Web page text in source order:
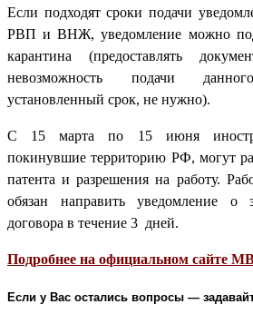
Если подходят сроки подачи
РВП и ВНЖ, уведомление можно
карантина (предоставлять
невозможность подачи
установленный срок, не нужно).
С 15 марта по 15 июня
покинувшие территорию РФ, могут
патента и разрешения на работу.
обязан направить уведомление о
договора в течение 3 дней.
Подробнее на официальном сайте
Если у Вас остались вопросы —